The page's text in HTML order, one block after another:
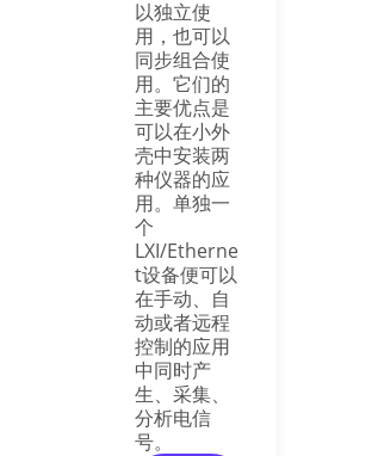
以独立使
用，也可以
同步组合使
用。它们的
主要优点是
可以在小外
壳中安装两
种仪器的应
用。单独一
个
LXI/Etherne
t设备便可以
在手动、自
动或者远程
控制的应用
中同时产
生、采集、
分析电信
号。